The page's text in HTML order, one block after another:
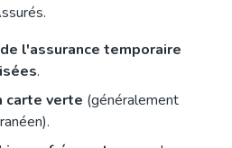
l'assurance temporaire
.
carte verte (généralement